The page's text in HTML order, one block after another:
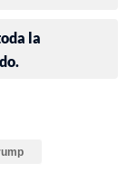
la